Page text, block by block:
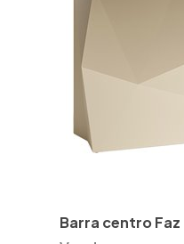
Barra centro